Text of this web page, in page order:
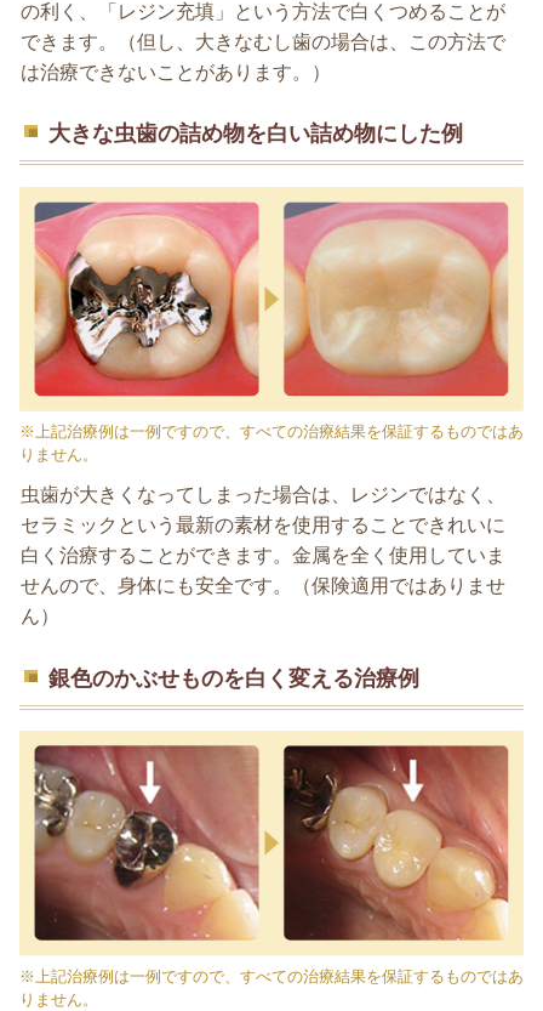
の利く、「レジン充填」という方法で白くつめることが
できます。（但し、大きなむし歯の場合は、この方法で
は治療できないことがあります。）
大きな虫歯の詰め物を白い詰め物にした例
※上記治療例は一例ですので、すべての治療結果を保証するものではあ
りません。
虫歯が大きくなってしまった場合は、レジンではなく、
セラミックという最新の素材を使用することできれいに
白く治療することができます。金属を全く使用していま
せんので、身体にも安全です。（保険適用ではありませ
ん）
銀色のかぶせものを白く変える治療例
※上記治療例は一例ですので、すべての治療結果を保証するものではあ
りません。